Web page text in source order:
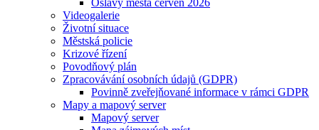
Oslavy města červen 2026
Videogalerie
Životní situace
Městská policie
Krizové řízení
Povodňový plán
Zpracovávání osobních údajů (GDPR)
Povinně zveřejňované informace v rámci GDPR
Mapy a mapový server
Mapový server